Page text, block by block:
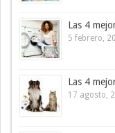
Las 4
5 febrero,
Las 4
17 agosto,